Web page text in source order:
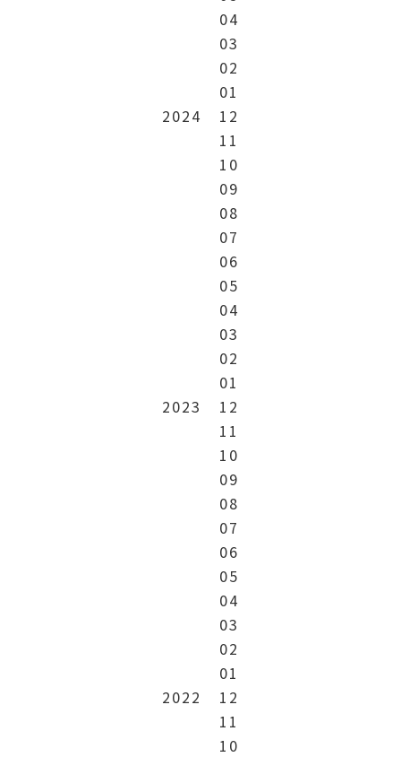
04
03
02
01
2024
12
11
10
09
08
07
06
05
04
03
02
01
2023
12
11
10
09
08
07
06
05
04
03
02
01
2022
12
11
10